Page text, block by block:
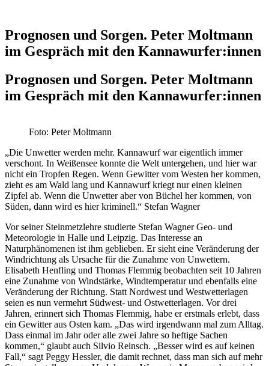
Prognosen und Sorgen. Peter Moltmann
im Gespräch mit den Kannawurfer:innen
Prognosen und Sorgen. Peter Moltmann
im Gespräch mit den Kannawurfer:innen
Foto: Peter Moltmann
„Die Unwetter werden mehr. Kannawurf war eigentlich immer
verschont. In Weißensee konnte die Welt untergehen, und hier war
nicht ein Tropfen Regen. Wenn Gewitter vom Westen her kommen,
zieht es am Wald lang und Kannawurf kriegt nur einen kleinen
Zipfel ab. Wenn die Unwetter aber von Büchel her kommen, von
Süden, dann wird es hier kriminell.“ Stefan Wagner
Vor seiner Steinmetzlehre studierte Stefan Wagner Geo- und
Meteorologie in Halle und Leipzig. Das Interesse an
Naturphänomenen ist ihm geblieben. Er sieht eine Veränderung der
Windrichtung als Ursache für die Zunahme von Unwettern.
Elisabeth Henfling und Thomas Flemmig beobachten seit 10 Jahren
eine Zunahme von Windstärke, Windtemperatur und ebenfalls eine
Veränderung der Richtung. Statt Nordwest und Westwetterlagen
seien es nun vermehrt Südwest- und Ostwetterlagen. Vor drei
Jahren, erinnert sich Thomas Flemmig, habe er erstmals erlebt, dass
ein Gewitter aus Osten kam. „Das wird irgendwann mal zum Alltag.
Dass einmal im Jahr oder alle zwei Jahre so heftige Sachen
kommen,“ glaubt auch Silvio Reinsch. „Besser wird es auf keinen
Fall,“ sagt Peggy Hessler, die damit rechnet, dass man sich auf mehr